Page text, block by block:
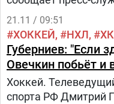
21.11 / 09:51
ХОККЕЙ НХЛ
Губерниев: "Если
Овечкин побьёт и
Хоккей.
спорта РФ Дмитрий